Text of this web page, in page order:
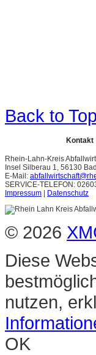
Back to Top
Kontakt
Rhein-Lahn-Kreis
Insel Silberau 1, 56130
E-Mail:
SERVICE-TELEFON:
Impressum
Datenschutz
© 2026
Diese
nutzen,
OK